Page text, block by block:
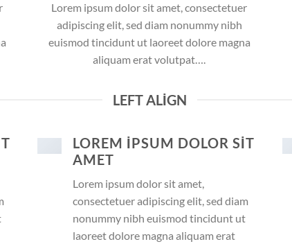
Lorem ipsum dolor sit amet, consectetuer
adipiscing elit, sed diam nonummy nibh
euismod tincidunt ut laoreet dolore magna
aliquam erat volutpat….
LEFT ALIGN
LOREM IPSUM DOLOR SIT
AMET
Lorem ipsum dolor sit amet,
consectetuer adipiscing elit, sed diam
nonummy nibh euismod tincidunt ut
laoreet dolore magna aliquam erat